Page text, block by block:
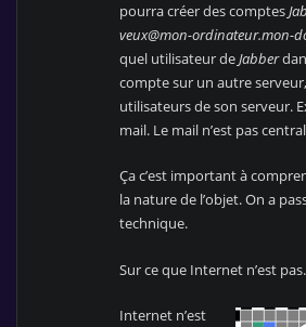
pourra créer des comptes
veux@mon-ordinateur.mon-
quel utilisateur deJabber
compte sur un autre
utilisateurs de son serveur.
mail. Le mail n’est pas
Ça c’est important à
la nature de l’objet. On a
technique.
Sur ce que Internet n’est
Internet n’est